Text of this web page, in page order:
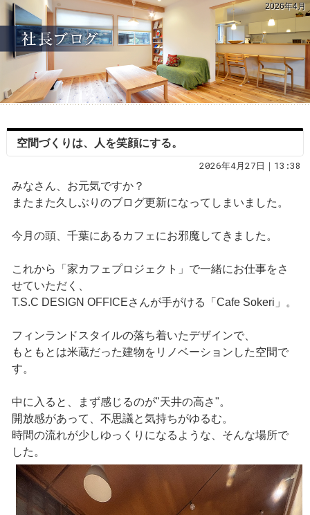
2026年4月
空間づくりは、人を笑顔にする。
2026年4月27日｜13:38
みなさん、お元気ですか？
またまた久しぶりのブログ更新になってしまいました。
今月の頭、千葉にあるカフェにお邪魔してきました。
これから「家カフェプロジェクト」で一緒にお仕事をさ
せていただく、
T.S.C DESIGN OFFICEさんが手がける「Cafe Sokeri」。
フィンランドスタイルの落ち着いたデザインで、
もともとは米蔵だった建物をリノベーションした空間で
す。
中に入ると、まず感じるのが"天井の高さ"。
開放感があって、不思議と気持ちがゆるむ。
時間の流れが少しゆっくりになるような、そんな場所で
した。